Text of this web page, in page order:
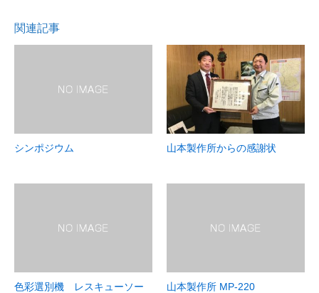
関連記事
シンポジウム 山本製作所からの感謝状
色彩選別機 レスキューソー
山本製作所 MP-220